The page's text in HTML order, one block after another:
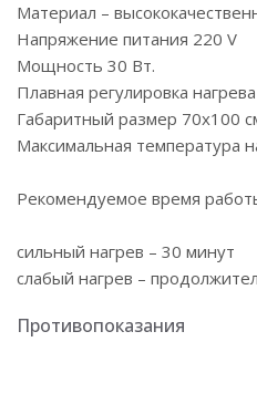
Материал –
Напряжение питания 220 V
Мощность 30 Вт.
Плавная регулировка нагрева
Габаритный размер 70х100
Максимальная температура
Рекомендуемое время
сильный нагрев – 30 минут
слабый нагрев –
Противопоказания